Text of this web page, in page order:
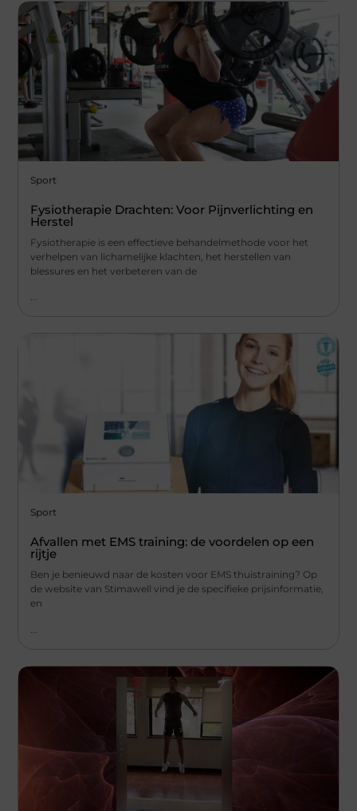
Sport
Fysiotherapie Drachten: Voor Pijnverlichting en
Herstel
Fysiotherapie is een effectieve behandelmethode voor het
verhelpen van lichamelijke klachten, het herstellen van
blessures en het verbeteren van de
...
Sport
Afvallen met EMS training: de voordelen op een
rijtje
Ben je benieuwd naar de kosten voor EMS thuistraining? Op
de website van Stimawell vind je de specifieke prijsinformatie,
en